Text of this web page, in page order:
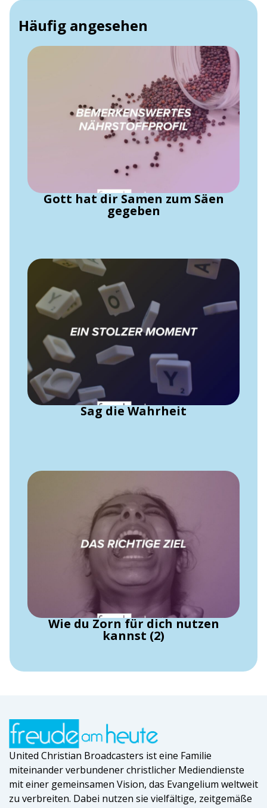
Häufig angesehen
Gott hat dir Samen zum Säen
gegeben
Sag die Wahrheit
Wie du Zorn für dich nutzen
kannst (2)
United Christian Broadcasters ist eine Familie
miteinander verbundener christlicher Mediendienste
mit einer gemeinsamen Vision, das Evangelium weltweit
zu verbreiten. Dabei nutzen sie vielfältige, zeitgemäße